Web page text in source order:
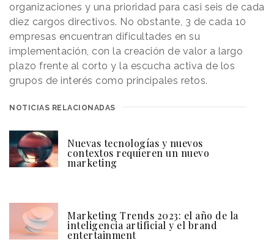
organizaciones y una prioridad para casi seis de cada
diez cargos directivos. No obstante, 3 de cada 10
empresas encuentran dificultades en su
implementación, con la creación de valor a largo
plazo frente al corto y la escucha activa de los
grupos de interés como principales retos.
NOTICIAS RELACIONADAS
Nuevas tecnologías y nuevos
contextos requieren un nuevo
marketing
Marketing Trends 2023: el año de la
inteligencia artificial y el brand
entertainment